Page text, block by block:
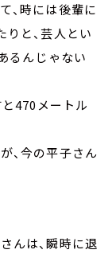
、時には後輩に
と、芸人とい
るんじゃない
470メートル
、今の平子さん
んは、瞬時に退